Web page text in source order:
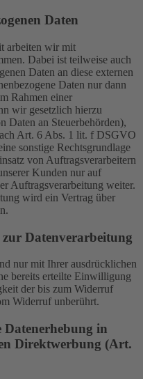
Daten
arbeiten wir mit
Dabei ist teilweise auch
Daten an diese externen
Daten nur dann
Rahmen einer
wir gesetzlich hierzu
Daten an Steuerbehörden),
Art. 6 Abs. 1 lit. f DSGVO
sonstige Rechtsgrundlage
von Auftragsverarbeitern
Kunden nur auf
Auftragsverarbeitung weiter.
wird ein Vertrag über
Datenverarbeitung
nur mit Ihrer ausdrücklichen
bereits erteilte Einwilligung
der bis zum Widerruf
Widerruf unberührt.
Datenerhebung in
Direktwerbung (Art.